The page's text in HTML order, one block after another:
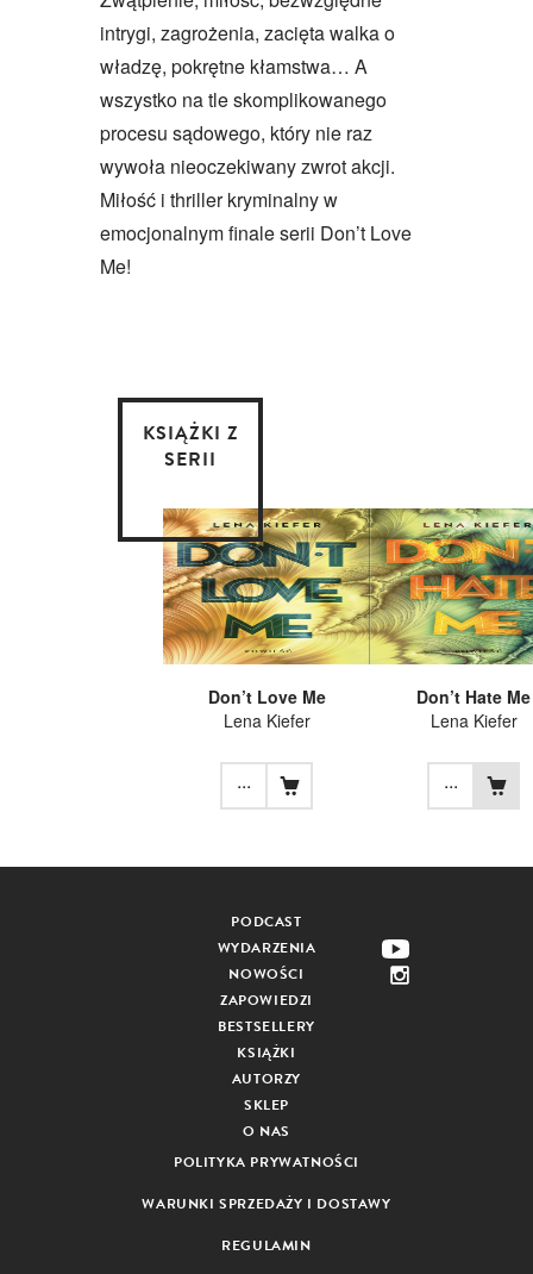
intrygi, zagrożenia, zacięta walka o
władzę, pokrętne kłamstwa… A
wszystko na tle skomplikowanego
procesu sądowego, który nie raz
wywoła nieoczekiwany zwrot akcji.
Miłość i thriller kryminalny w
emocjonalnym finale serii Don’t Love
Me!
KSIĄŻKI Z
SERII
Don’t Love Me
Lena Kiefer
...
Don’t Hate Me
Lena Kiefer
...
PODCAST
WYDARZENIA
NOWOŚCI
ZAPOWIEDZI
BESTSELLERY
KSIĄŻKI
AUTORZY
SKLEP
O NAS
POLITYKA PRYWATNOŚCI
WARUNKI SPRZEDAŻY I DOSTAWY
REGULAMIN